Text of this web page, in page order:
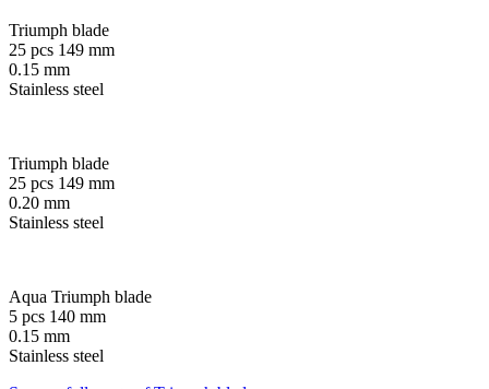
Triumph blade
25 pcs 149 mm
0.15 mm
Stainless steel
Triumph blade
25 pcs 149 mm
0.20 mm
Stainless steel
Aqua Triumph blade
5 pcs 140 mm
0.15 mm
Stainless steel